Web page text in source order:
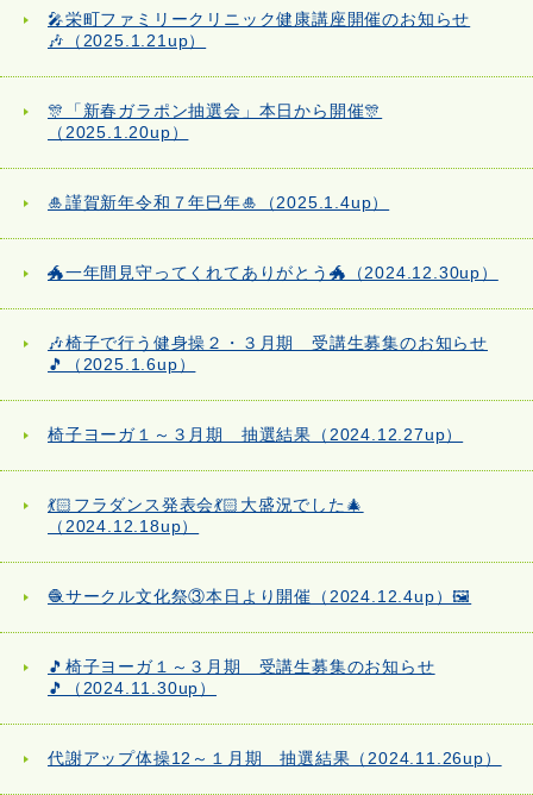
🎤栄町ファミリークリニック健康講座開催のお知らせ
🎶（2025.1.21up）
🎊「新春ガラポン抽選会」本日から開催🎊
（2025.1.20up）
🎍謹賀新年令和７年巳年🎍（2025.1.4up）
🐲一年間見守ってくれてありがとう🐲（2024.12.30up）
🎶椅子で行う健身操２・３月期 受講生募集のお知らせ
🎵（2025.1.6up）
椅子ヨーガ１～３月期 抽選結果（2024.12.27up）
💃🏻フラダンス発表会💃🏻大盛況でした🎄
（2024.12.18up）
🧶サークル文化祭③本日より開催（2024.12.4up）🖼️
🎵椅子ヨーガ１～３月期 受講生募集のお知らせ
🎵（2024.11.30up）
代謝アップ体操12～１月期 抽選結果（2024.11.26up）